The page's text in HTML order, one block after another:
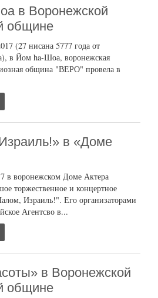
в Воронежской
общине
(27 нисана 5777 года от
в Йом ha-Шоа, воронежская
община "ВЕРО" провела в
в «Доме
в воронежском Доме Актера
торжественное и концертное
Израиль!". Его организаторами
Агентсво в...
в Воронежской
общине